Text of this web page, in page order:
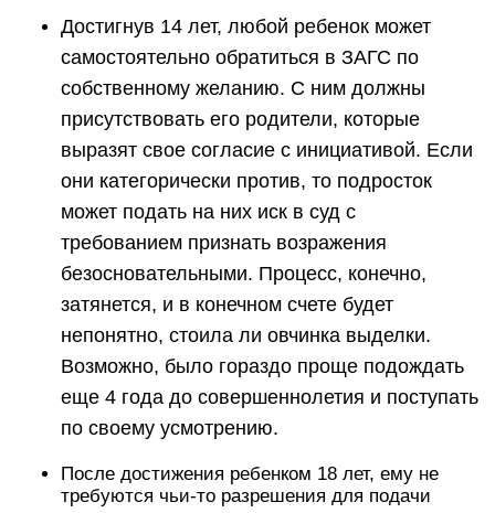
Достигнув 14 лет, любой ребенок может
самостоятельно обратиться в ЗАГС по
собственному желанию. С ним должны
присутствовать его родители, которые
выразят свое согласие с инициативой. Если
они категорически против, то подросток
может подать на них иск в суд с
требованием признать возражения
безосновательными. Процесс, конечно,
затянется, и в конечном счете будет
непонятно, стоила ли овчинка выделки.
Возможно, было гораздо проще подождать
еще 4 года до совершеннолетия и поступать
по своему усмотрению.
После достижения ребенком 18 лет, ему не
требуются чьи-то разрешения для подачи